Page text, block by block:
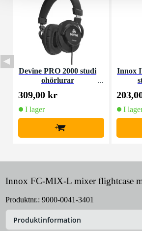
Devine PRO 2000 studi
ohörlurar
309,00 kr
I lager
+
Innox
I
Innox FC-MIX-L mixer flightcase
Produktnr.: 9000-0041-3401
Produktinformation